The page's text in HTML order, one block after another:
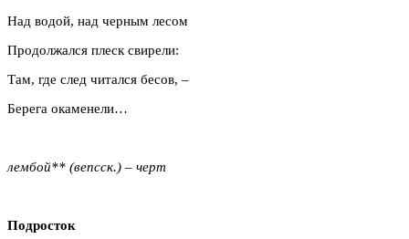
Над водой, над черным лесом
Продолжался плеск свирели:
Там, где след читался бесов, –
Берега окаменели…
лембой** (вепсск.) – черт
Подросток